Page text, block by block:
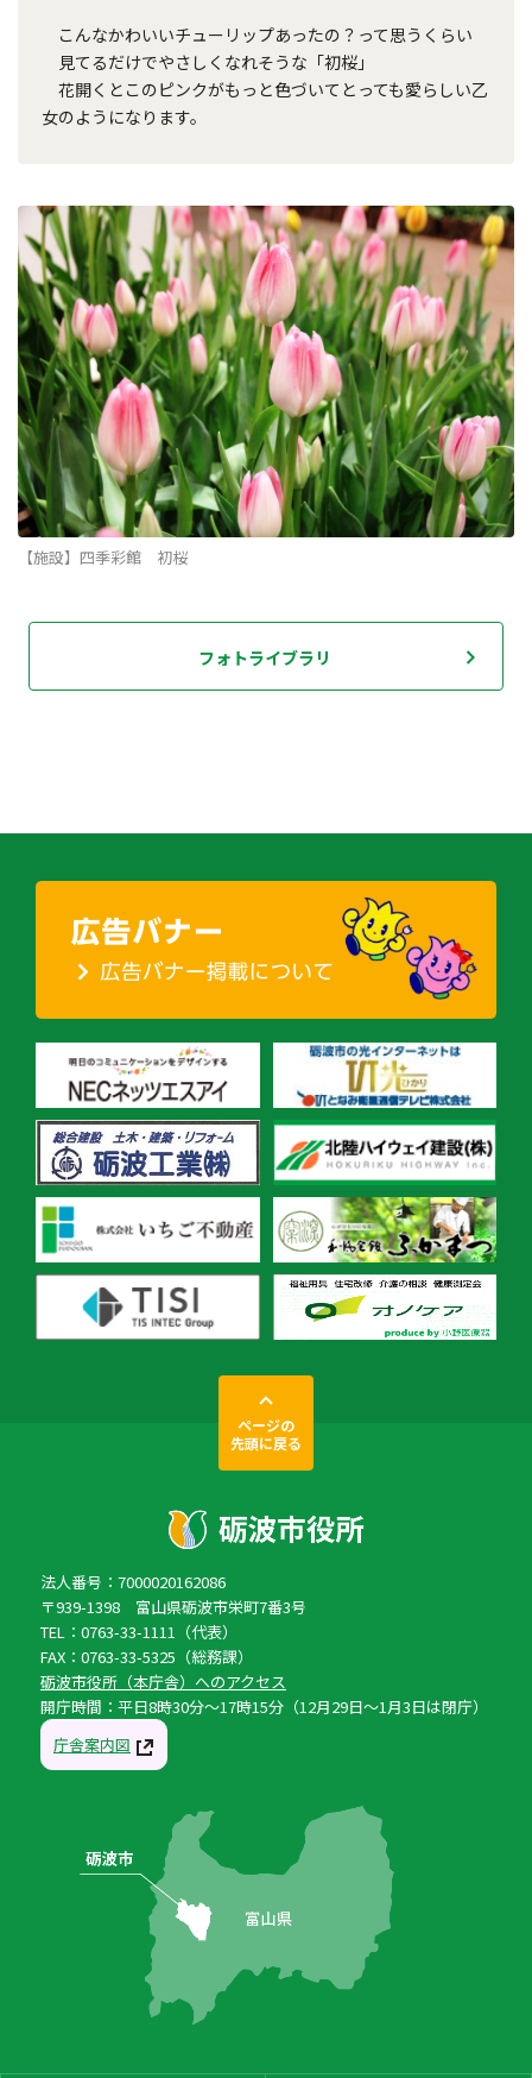
こんなかわいいチューリップあったの？って思うくらい
見てるだけでやさしくなれそうな「初桜」
花開くとこのピンクがもっと色づいてとっても愛らしい乙
女のようになります。
【施設】四季彩館 初桜
フォトライブラリ
ページの
先頭に戻る
法人番号：7000020162086
〒939-1398 富山県砺波市栄町7番3号
TEL：0763-33-1111（代表）
FAX：0763-33-5325（総務課）
砺波市役所（本庁舎）へのアクセス
開庁時間：平日8時30分〜17時15分（12月29日〜1月3日は閉庁）
庁舎案内図